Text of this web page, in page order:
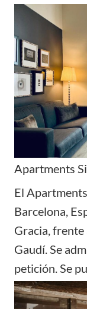
Apartments
El
Barcelona,
Gracia, frente
Gaudí. Se
petición. Se